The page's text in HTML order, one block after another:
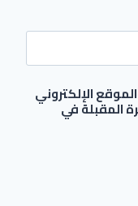
الإلكتروني
المقبلة في